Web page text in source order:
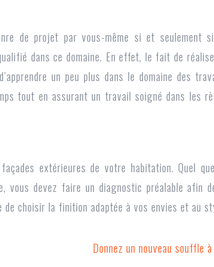
de projet par vous-même si et seulement
dans ce domaine. En effet, le fait de
un peu plus dans le domaine des
tout en assurant un travail soigné dans les
extérieures de votre habitation. Quel
devez faire un diagnostic préalable afin
choisir la finition adaptée à vos envies et au
Donnez un nouveau souffle